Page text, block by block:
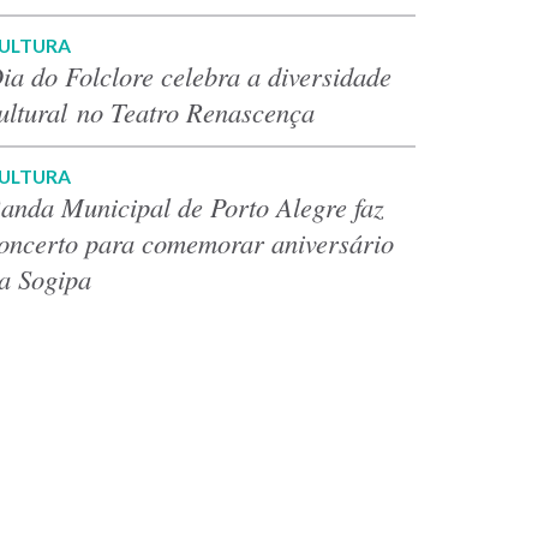
do Folclore celebra a diversidade
no Teatro Renascença
Municipal de Porto Alegre faz
para comemorar aniversário
Sogipa